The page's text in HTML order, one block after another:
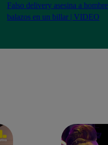
Falso delivery asesina a
balazos en un billar | VIDEO